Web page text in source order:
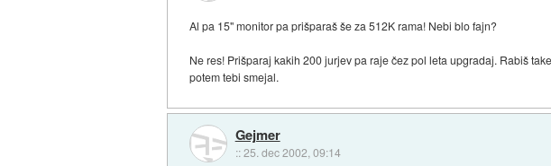
Al pa 15" monitor pa prišparaš še za 512K rama! Nebi blo fajn?
Ne res! Prišparaj kakih 200 jurjev pa raje čez pol leta upgradaj. Rabiš
potem tebi smejal.
Gejmer
::25. dec 2002, 09:14